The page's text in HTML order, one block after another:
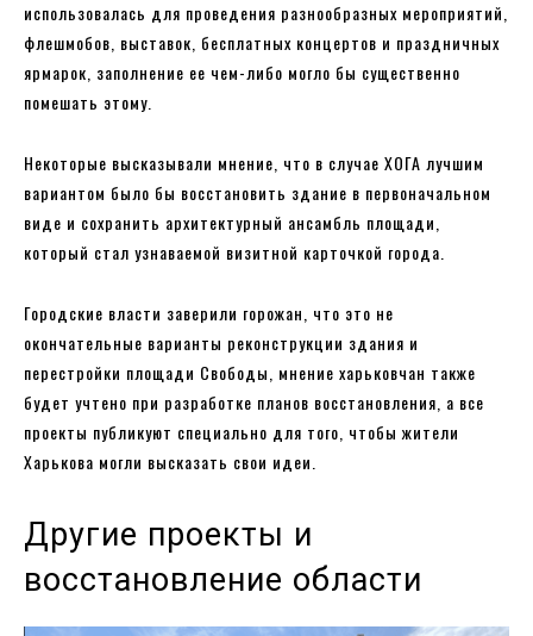
использовалась для проведения разнообразных мероприятий,
флешмобов, выставок, бесплатных концертов и праздничных
ярмарок, заполнение ее чем-либо могло бы существенно
помешать этому.
Некоторые высказывали мнение, что в случае ХОГА лучшим
вариантом было бы восстановить здание в первоначальном
виде и сохранить архитектурный ансамбль площади,
который стал узнаваемой визитной карточкой города.
Городские власти заверили горожан, что это не
окончательные варианты реконструкции здания и
перестройки площади Свободы, мнение харьковчан также
будет учтено при разработке планов восстановления, а все
проекты публикуют специально для того, чтобы жители
Харькова могли высказать свои идеи.
Другие проекты и
восстановление области